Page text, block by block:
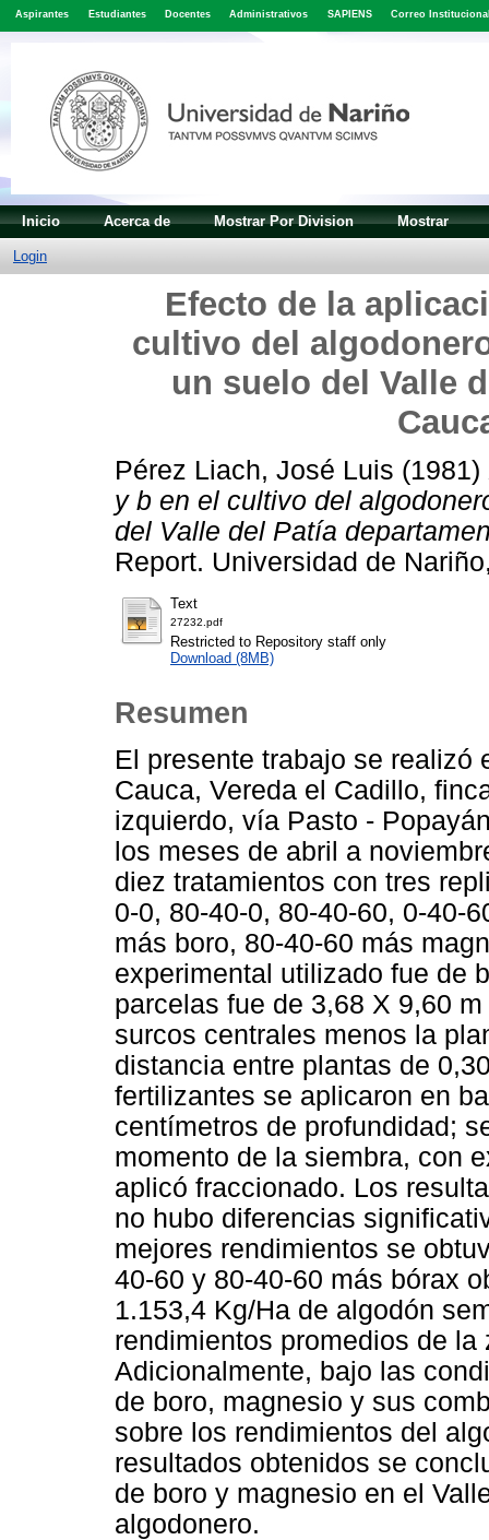
Aspirantes Estudiantes Docentes Administrativos SAPIENS Correo
Inicio Acerca de Mostrar Por Division Mostrar
Login
Efecto de la
cultivo del
un suelo del Valle
Pérez Liach, José Luis (1981)
y b en el cultivo del
del Valle del Patía
Report. Universidad de
Text
27232.pdf
Restricted to Repository staff only
Download (8MB)
Resumen
El presente trabajo se realizó
Cauca, Vereda el Cadillo,
izquierdo, vía Pasto -
los meses de abril a
diez tratamientos con tres
0-0, 80-40-0, 80-40-60, 0-40-
más boro, 80-40-60 más
experimental utilizado fue de
parcelas fue de 3,68 X 9,60
surcos centrales menos la
distancia entre plantas de
fertilizantes se aplicaron en
centímetros de profundidad;
momento de la siembra, con
aplicó fraccionado. Los
no hubo diferencias
mejores rendimientos se
40-60 y 80-40-60 más bórax
1.153,4 Kg/Ha de algodón
rendimientos promedios de
Adicionalmente, bajo las
de boro, magnesio y sus
sobre los rendimientos del
resultados obtenidos se
de boro y magnesio en el
algodonero.